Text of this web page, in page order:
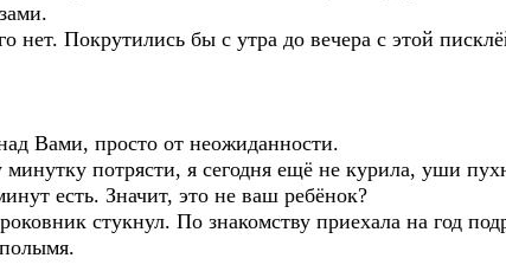
Покрутились бы с утра до вечера с этой
Вами, просто от неожиданности.
потрясти, я сегодня ещё не курила, уши
есть. Значит, это не ваш ребёнок?
стукнул. По знакомству приехала на год